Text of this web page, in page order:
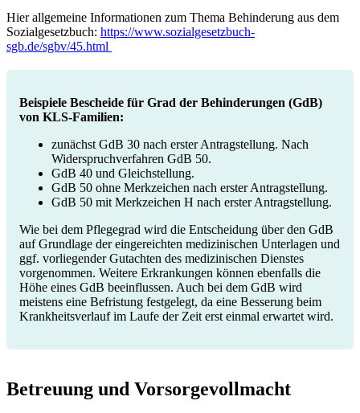
Hier allgemeine Informationen zum Thema Behinderung aus dem
Sozialgesetzbuch: https://www.sozialgesetzbuch-
sgb.de/sgbv/45.html
Beispiele Bescheide für Grad der Behinderungen (GdB)
von KLS-Familien:
zunächst GdB 30 nach erster Antragstellung. Nach
Widerspruchverfahren GdB 50.
GdB 40 und Gleichstellung.
GdB 50 ohne Merkzeichen nach erster Antragstellung.
GdB 50 mit Merkzeichen H nach erster Antragstellung.
Wie bei dem Pflegegrad wird die Entscheidung über den GdB
auf Grundlage der eingereichten medizinischen Unterlagen und
ggf. vorliegender Gutachten des medizinischen Dienstes
vorgenommen. Weitere Erkrankungen können ebenfalls die
Höhe eines GdB beeinflussen. Auch bei dem GdB wird
meistens eine Befristung festgelegt, da eine Besserung beim
Krankheitsverlauf im Laufe der Zeit erst einmal erwartet wird.
Betreuung und Vorsorgevollmacht